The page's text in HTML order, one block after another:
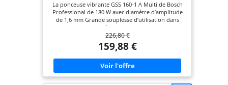
La ponceuse vibrante GSS 160-1 A Multi de Bosch
Professional de 180 W avec diamètre d’amplitude
de 1,6 mm Grande souplesse d’utilisation dans
chaque situation grâce aux plateaux de ponçage
interchangeables Travail sans poussière grâce au
raccordement direct du boîtier microfiltre
Changement facile du papier abrasif grâce au
système auto-agrippant et au système de serrage
innovant Livré avec : GSS 160-1 A Multi, gabarit de
perforation, boîtier microfiltre, 3 feuilles
abrasives, 3 plateaux de ponçage
226,80 €
159,88 €